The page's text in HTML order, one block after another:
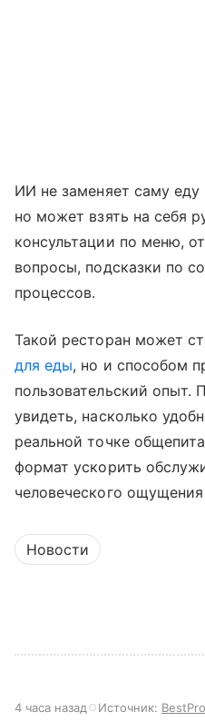
ИИ не заменяет саму еду
но может взять на себя
консультации по меню,
вопросы, подсказки по
процессов.
Такой ресторан может
для еды, но и способом
пользовательский опыт.
увидеть, насколько
реальной точке
формат ускорить
человеческого ощущения
Новости
4 часа назад Источник: